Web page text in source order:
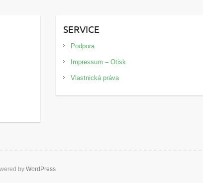
SERVICE
Podpora
Impressum – Otisk
Vlastnická práva
by WordPress